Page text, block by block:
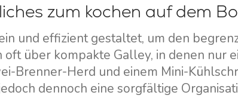
zum kochen auf dem
und effizient gestaltet, um den
über kompakte Galley, in denen nur
Brenner-Herd und einem Mini-
dennoch eine sorgfältige